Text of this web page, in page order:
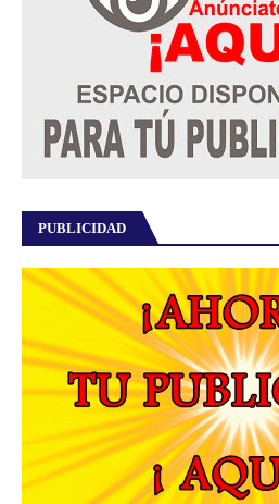
PUBLICIDAD